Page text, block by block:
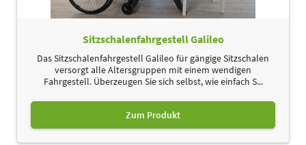
Sitzschalenfahrgestell Galileo
Das Sitzschalenfahrgestell Galileo für gängige Sitzschalen
versorgt alle Altersgruppen mit einem wendigen
Fahrgestell. Überzeugen Sie sich selbst, wie einfach S...
Zum Produkt